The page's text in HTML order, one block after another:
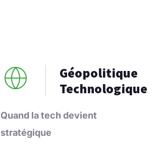
Géopolitique
Technologique
Quand la tech devient
stratégique